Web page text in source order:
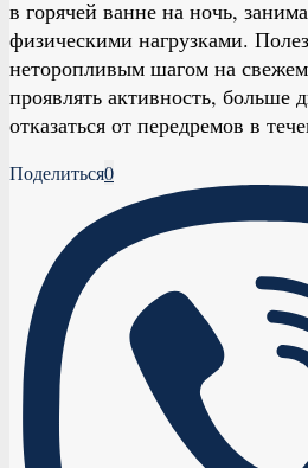
в горячей ванне на ночь,
физическими нагрузками.
неторопливым шагом на
проявлять активность, больше
отказаться от передремов в
Поделиться0